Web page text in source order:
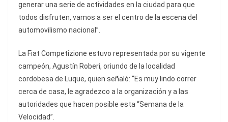
generar una serie de actividades en la ciudad para que
todos disfruten, vamos a ser el centro de la escena del
automovilismo nacional”.
La Fiat Competizione estuvo representada por su vigente
campeón, Agustín Roberi, oriundo de la localidad
cordobesa de Luque, quien señaló: “Es muy lindo correr
cerca de casa, le agradezco a la organización y a las
autoridades que hacen posible esta “Semana de la
Velocidad”.